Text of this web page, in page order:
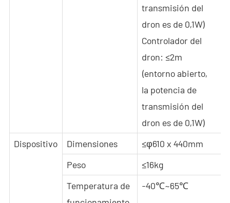
transmisión del
dron es de 0,1W)
Controlador del
dron: ≤2m
(entorno abierto,
la potencia de
transmisión del
dron es de 0,1W)
Dispositivo
Dimensiones
≤φ610 x 440mm
Peso
≤16kg
Temperatura de
-40℃~65℃